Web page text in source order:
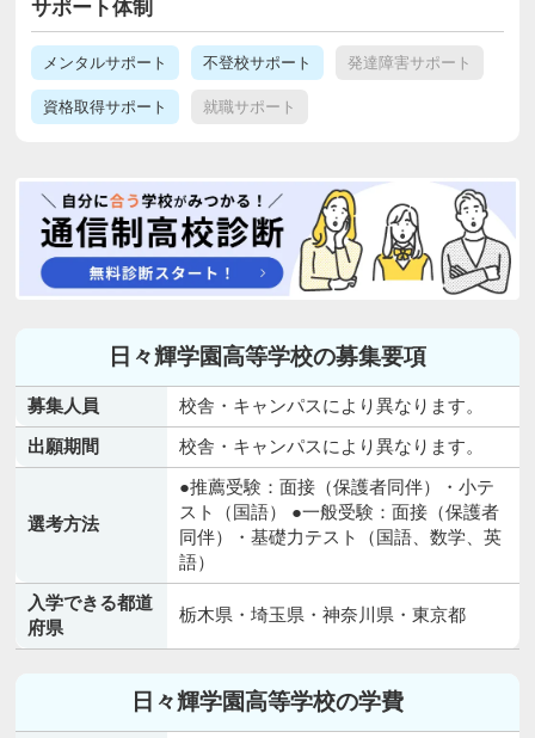
サポート体制
メンタルサポート 不登校サポート 発達障害サポート
資格取得サポート 就職サポート
日々輝学園高等学校の募集要項
募集人員
校舎・キャンパスにより異なります。
出願期間
校舎・キャンパスにより異なります。
選考方法
●推薦受験：面接（保護者同伴）・小テ
スト（国語） ●一般受験：面接（保護者
同伴）・基礎力テスト（国語、数学、英
語）
入学できる都道
府県
栃木県・埼玉県・神奈川県・東京都
日々輝学園高等学校の学費